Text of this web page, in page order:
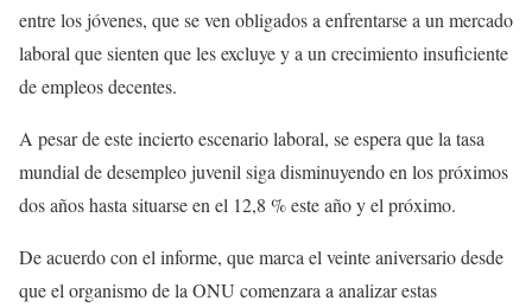
entre los jóvenes, que se ven obligados a enfrentarse a un mercado
laboral que sienten que les excluye y a un crecimiento insuficiente
de empleos decentes.
A pesar de este incierto escenario laboral, se espera que la tasa
mundial de desempleo juvenil siga disminuyendo en los próximos
dos años hasta situarse en el 12,8 % este año y el próximo.
De acuerdo con el informe, que marca el veinte aniversario desde
que el organismo de la ONU comenzara a analizar estas